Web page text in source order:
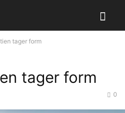
tager form
tager form
0